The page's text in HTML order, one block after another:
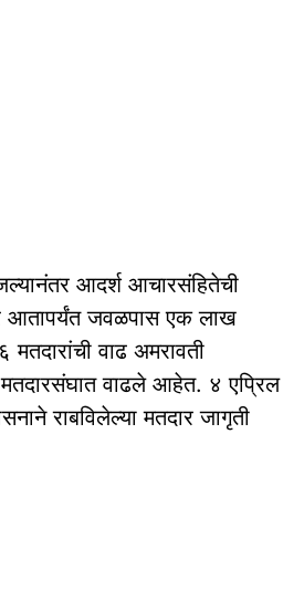
आदर्श आचारसंहितेची
आतापर्यंत जवळपास एक लाख
वाढ अमरावती
वाढले आहेत. ४ एप्रिल
राबविलेल्या मतदार जागृती